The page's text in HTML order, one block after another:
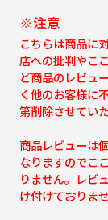
※注意
こちらは商品に
店への批判やこ
ど商品のレビュ
く他のお客様に
第削除させてい
商品レビューは
なりますのでこ
りません。レビ
け付けておりま